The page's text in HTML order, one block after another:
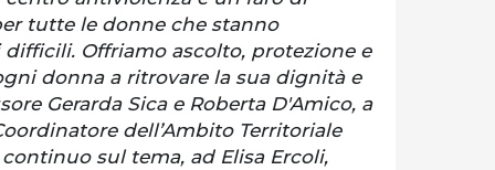
tutte le donne che stanno
Offriamo ascolto, protezione e
donna a ritrovare la sua dignità e
Gerarda Sica e Roberta D'Amico, a
dell’Ambito Territoriale
sul tema, ad Elisa Ercoli,